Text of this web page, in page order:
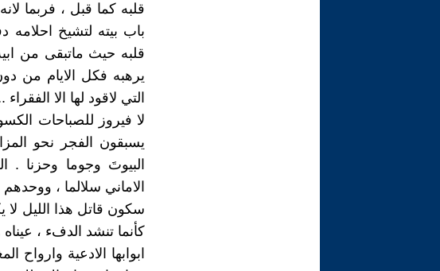
قلبه كما قبل ، فربما
باب بيته لتشيخ
قلبه حيث ماتبقى من
يرهبه فكل الايام من
التي لاقود لها الا
لا فيروز للصباحات
يسبقون الفجر نحو
البيوتَ وجوما وحزنا
الاماني سلالما ،
سكون قاتل هذا الليل
كأنما تنشد الدفء ،
ابوابها الادعية وارواح